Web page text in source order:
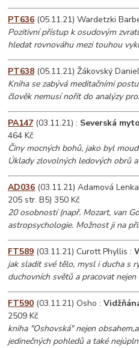
PT636 (05.11.21) Wardetzki
Pozitivní přístup k osudovým
hledat rovnováhu mezi touhou
PT638 (05.11.21) Žákovský
Kniha se zabývá meditačními
člověk nemusí nořit do analýzy
PA147 (03.11.21) : Severská
464 Kč
Činy mocných bohů, jako byl
Úklady zlovolných ledových obrů
AD036 (03.11.21) Adamová
205 str. B5) 350 Kč
20 osobností (např. Mozart, van
astropsychologie. Možnost ji na
FT589 (03.11.21) Curott Phyllis :
jak sladit své tělo, mysl i ducha s
duchovních světů a pracovat
FT590 (03.11.21) Osho :
2509 Kč
kniha "Oshovská" nejen
jedinečných pohledů a také